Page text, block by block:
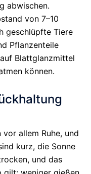
abwischen.
von 7–10
geschlüpfte Tiere
Pflanzenteile
Blattglanzmittel
können.
allem Ruhe, und
kurz, die Sonne
und das